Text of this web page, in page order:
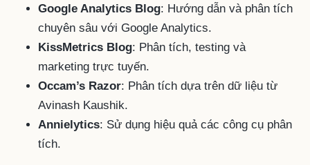
Google Analytics Blog: Hướng dẫn và phân tích
chuyên sâu với Google Analytics.
KissMetrics Blog: Phân tích, testing và
marketing trực tuyến.
Occam’s Razor: Phân tích dựa trên dữ liệu từ
Avinash Kaushik.
Annielytics: Sử dụng hiệu quả các công cụ phân
tích.